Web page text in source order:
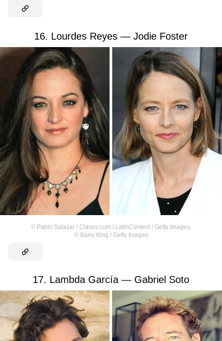
16. Lourdes Reyes — Jodie Foster
© Pablo Salazar / Clasos.com / LatinContent / Getty Images,
© Barry King / Getty Images
17. Lambda García — Gabriel Soto